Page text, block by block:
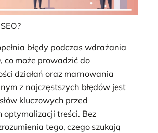
błędy podczas wdrażania
co może prowadzić do
działań oraz marnowania
z najczęstszych błędów jest
kluczowych przed
optymalizacji treści. Bez
tego, czego szukają